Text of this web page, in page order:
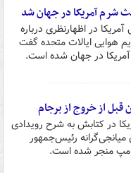
شرم آمریکا در جهان شد
در اظهارنظری درباره
هوایی ایالات متحده گفت
در جهان شده است.
قبل از خروج از برجام
در کتابش به شرح رویدادی
رئیس‌جمهور
منجر شده است.